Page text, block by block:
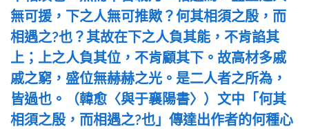
無可援，下之人無可推歟？何其相須之殷，而
相遇之?也？其故在下之人負其能，不肯諂其
上；上之人負其位，不肯顧其下。故高材多戚
戚之窮，盛位無赫赫之光。是二人者之所為，
皆過也。（韓愈〈與于襄陽書〉）文中「何其
相須之殷，而相遇之?也」傳達出作者的何種心